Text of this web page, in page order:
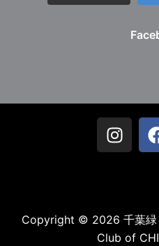
Copyright © 2026 千葉緑
Club of